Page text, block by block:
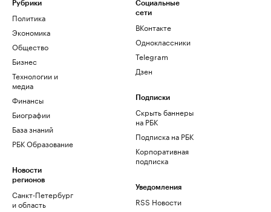
Рубрики
Политика
Экономика
Общество
Бизнес
Технологии и
медиа
Финансы
Биографии
База знаний
РБК Образование
Новости
регионов
Санкт-Петербург
и область
Социальные
сети
ВКонтакте
Одноклассники
Telegram
Дзен
Подписки
Скрыть баннеры
на РБК
Подписка на РБК
Корпоративная
подписка
Уведомления
RSS Новости